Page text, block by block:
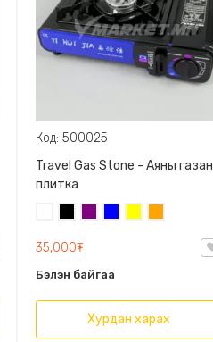
Код: 500025
Travel Gas Stone - Аяны газан
плитка
35,000₮
Бэлэн байгаа
Хурдан харах